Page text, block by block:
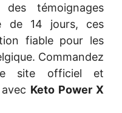
témoignages
de 14 jours, ces
fiable pour les
Commandez
site officiel et
Keto Power X